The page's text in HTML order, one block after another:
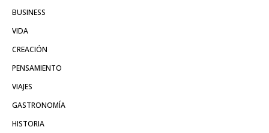
BUSINESS
VIDA
CREACIÓN
PENSAMIENTO
VIAJES
GASTRONOMÍA
HISTORIA